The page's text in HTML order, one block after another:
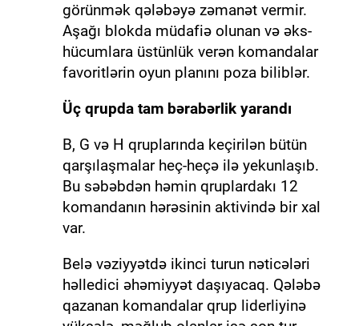
görünmək qələbəyə zəmanət vermir.
Aşağı blokda müdafiə olunan və əks-
hücumlara üstünlük verən komandalar
favoritlərin oyun planını poza biliblər.
Üç qrupda tam bərabərlik yarandı
B, G və H qruplarında keçirilən bütün
qarşılaşmalar heç-heçə ilə yekunlaşıb.
Bu səbəbdən həmin qruplardakı 12
komandanın hərəsinin aktivində bir xal
var.
Belə vəziyyətdə ikinci turun nəticələri
həlledici əhəmiyyət daşıyacaq. Qələbə
qazanan komandalar qrup liderliyinə